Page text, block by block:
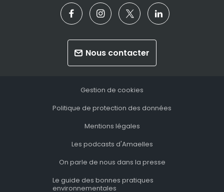
Nous contacter
Gestion de cookies
Politique de protection des données
Mentions légales
Les podcasts d'Amaelles
On parle de nous dans la presse
Le guide des bonnes pratiques
environnementales